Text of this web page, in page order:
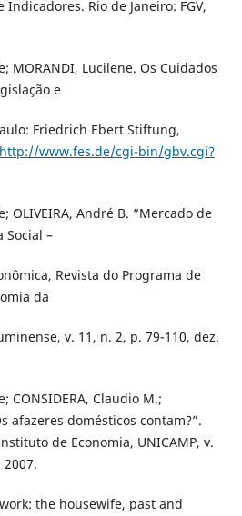
Rio de Janeiro: FGV,
MORANDI, Lucilene. Os Cuidados
e
Friedrich Ebert Stiftung,
http://www.fes.de/cgi-bin/gbv.cgi?
OLIVEIRA, André B. “Mercado de
Social –
Revista do Programa de
da
v. 11, n. 2, p. 79-110, dez.
CONSIDERA, Claudio M.;
afazeres domésticos contam?”.
de Economia, UNICAMP, v.
2007.
work: the housewife, past and